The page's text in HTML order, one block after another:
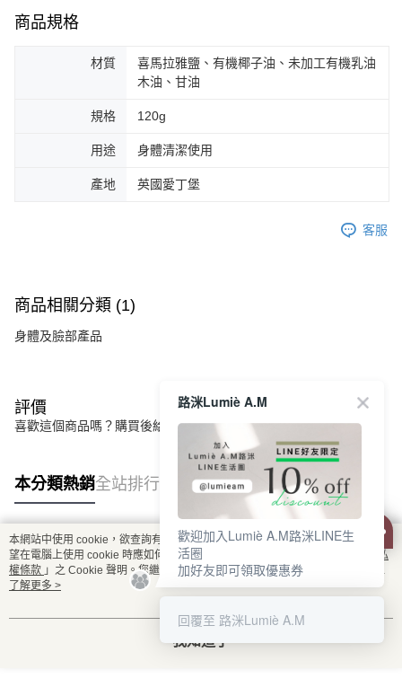
商品規格
材質
喜馬拉雅鹽、有機椰子油、未加工有機乳油
木油、甘油
規格 120g
用途 身體清潔使用
產地 英國愛丁堡
客服
商品相關分類 (1)
身體及臉部產品
評價
喜歡這個商品嗎？購買後給他一個好評吧
本分類熱銷全站排行
熱門標籤
本網站中使用 cookie，欲查詢有關本網站使用 cookie 方式之詳情，及若您不希
望在電腦上使用 cookie 時應如何變更電腦的 cookie 設定，請參閱本網站「
隱私
權條款 」之 Cookie 聲明。您繼續使用本網站即表示您同意本公司得按本網站使
用條款之 Cookie 聲明使用 cookie。
了解更多 >
我知道了
路洣Lumiè A.M
歡迎加入Lumiè A.M路洣LINE生
活圈
加好友即可領取優惠券
回覆至 路洣Lumiè A.M